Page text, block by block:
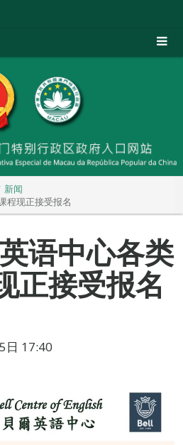
新闻
程现正接受报名
语中心各类
正接受报名
日 17:40